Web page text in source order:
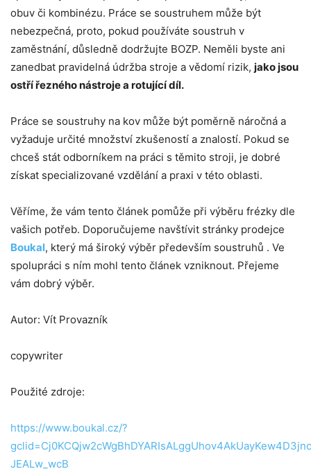
obuv či kombinézu. Práce se soustruhem může být
nebezpečná, proto, pokud používáte soustruh v
zaměstnání, důsledně dodržujte BOZP. Neměli byste ani
zanedbat pravidelná údržba stroje a vědomí rizik, jako jsou
ostří řezného nástroje a rotující díl.
Práce se soustruhy na kov může být poměrně náročná a
vyžaduje určité množství zkušeností a znalostí. Pokud se
chceš stát odborníkem na práci s těmito stroji, je dobré
získat specializované vzdělání a praxi v této oblasti.
Věříme, že vám tento článek pomůže při výběru frézky dle
vašich potřeb. Doporučujeme navštívit stránky prodejce
Boukal, který má široký výběr především soustruhů . Ve
spolupráci s ním mohl tento článek vzniknout. Přejeme
vám dobrý výběr.
Autor: Vít Provazník
copywriter
Použité zdroje:
https://www.boukal.cz/?
JEALw_wcB